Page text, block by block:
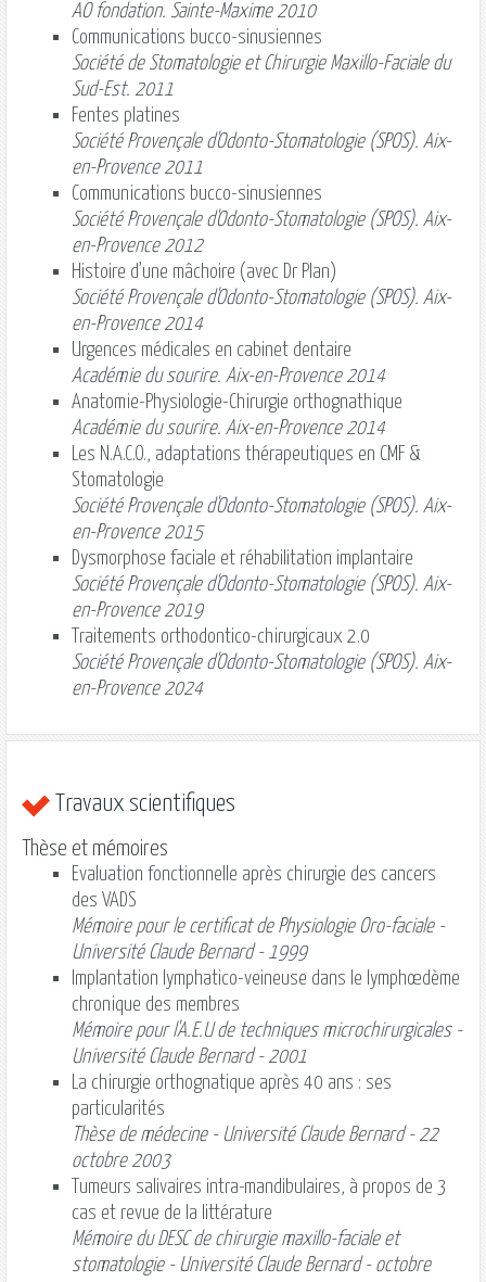
AO fondation. Sainte-Maxime 2010
Communications bucco-sinusiennes
Société de Stomatologie et Chirurgie Maxillo-Faciale du
Sud-Est. 2011
Fentes platines
Société Provençale d'Odonto-Stomatologie (SPOS). Aix-
en-Provence 2011
Communications bucco-sinusiennes
Société Provençale d'Odonto-Stomatologie (SPOS). Aix-
en-Provence 2012
Histoire d’une mâchoire (avec Dr Plan)
Société Provençale d'Odonto-Stomatologie (SPOS). Aix-
en-Provence 2014
Urgences médicales en cabinet dentaire
Académie du sourire. Aix-en-Provence 2014
Anatomie-Physiologie-Chirurgie orthognathique
Académie du sourire. Aix-en-Provence 2014
Les N.A.C.O., adaptations thérapeutiques en CMF &
Stomatologie
Société Provençale d'Odonto-Stomatologie (SPOS). Aix-
en-Provence 2015
Dysmorphose faciale et réhabilitation implantaire
Société Provençale d'Odonto-Stomatologie (SPOS). Aix-
en-Provence 2019
Traitements orthodontico-chirurgicaux 2.0
Société Provençale d'Odonto-Stomatologie (SPOS). Aix-
en-Provence 2024
Travaux scientifiques
Thèse et mémoires
Evaluation fonctionnelle après chirurgie des cancers
des VADS
Mémoire pour le certificat de Physiologie Oro-faciale -
Université Claude Bernard - 1999
Implantation lymphatico-veineuse dans le lymphœdème
chronique des membres
Mémoire pour l'A.E.U de techniques microchirurgicales -
Université Claude Bernard - 2001
La chirurgie orthognatique après 40 ans : ses
particularités
Thèse de médecine - Université Claude Bernard - 22
octobre 2003
Tumeurs salivaires intra-mandibulaires, à propos de 3
cas et revue de la littérature
Mémoire du DESC de chirurgie maxillo-faciale et
stomatologie - Université Claude Bernard - octobre